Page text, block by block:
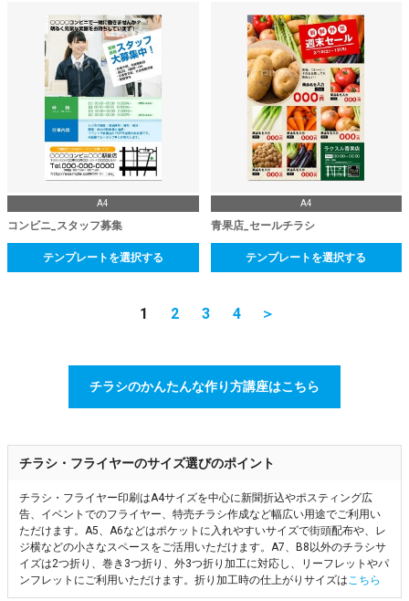
A4
コンビニ_スタッフ募集
テンプレートを選択する
A4
青果店_セールチラシ
テンプレートを選択する
1 2 3 4 ＞
チラシのかんたんな作り方講座はこちら
チラシ・フライヤーのサイズ選びのポイント
チラシ・フライヤー印刷はA4サイズを中心に新聞折込やポスティング広
告、イベントでのフライヤー、特売チラシ作成など幅広い用途でご利用い
ただけます。A5、A6などはポケットに入れやすいサイズで街頭配布や、レ
ジ横などの小さなスペースをご活用いただけます。A7、B8以外のチラシサ
イズは2つ折り、巻き3つ折り、外3つ折り加工に対応し、リーフレットやパ
ンフレットにご利用いただけます。折り加工時の仕上がりサイズはこちら